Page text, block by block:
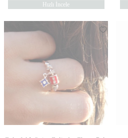
Hızlı İncele